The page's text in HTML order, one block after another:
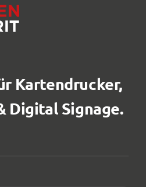
Kartendrucker,
Digital Signage.